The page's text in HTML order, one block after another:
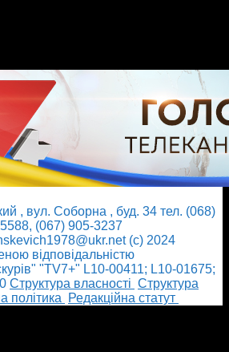
, вул. Соборна , буд. 34 тел. (068)
(067) 905-3237
(с) 2024
відповідальністю
"TV7+" L10-00411; L10-01675;
Cтруктура власності Cтруктура
політика
Редакційна статут